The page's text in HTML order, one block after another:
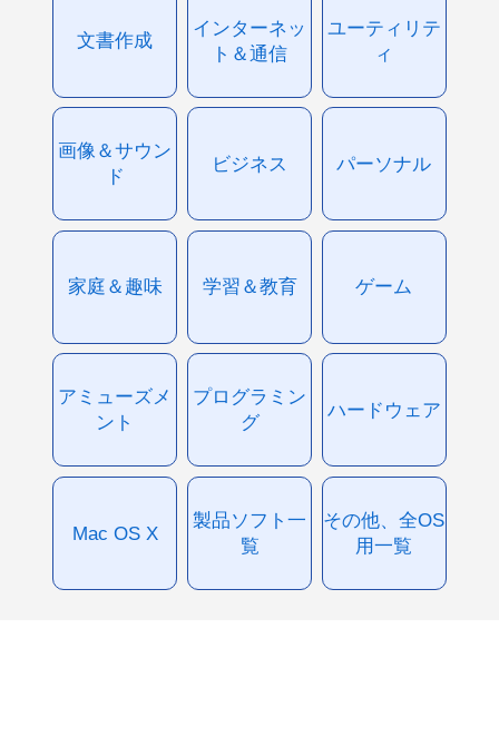
文書作成
インターネッ
ト＆通信
ユーティリテ
ィ
画像＆サウン
ド
ビジネス パーソナル
家庭＆趣味 学習＆教育 ゲーム
アミューズメ
ント
プログラミン
グ
ハードウェア
Mac OS X
製品ソフト一
覧
その他、全OS
用一覧